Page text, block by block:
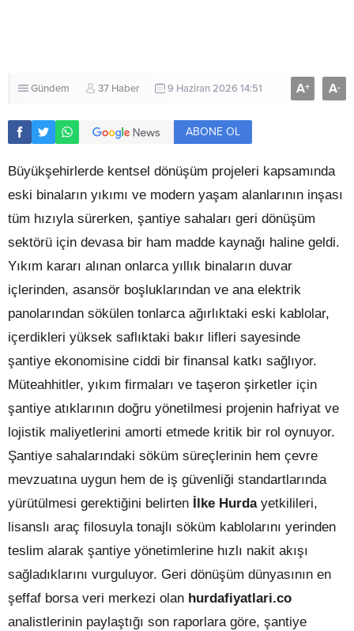
Gündem 37 Haber 9 Haziran 2026 14:51 A+ A-
ABONE OL
Büyükşehirlerde kentsel dönüşüm projeleri kapsamında
eski binaların yıkımı ve modern yaşam alanlarının inşası
tüm hızıyla sürerken, şantiye sahaları geri dönüşüm
sektörü için devasa bir ham madde kaynağı haline geldi.
Yıkım kararı alınan onlarca yıllık binaların duvar
içlerinden, asansör boşluklarından ve ana elektrik
panolarından sökülen tonlarca ağırlıktaki eski kablolar,
içerdikleri yüksek saflıktaki bakır lifleri sayesinde
şantiye ekonomisine ciddi bir finansal katkı sağlıyor.
Müteahhitler, yıkım firmaları ve taşeron şirketler için
şantiye atıklarının doğru yönetilmesi projenin hafriyat ve
lojistik maliyetlerini amorti etmede kritik bir rol oynuyor.
Şantiye sahalarındaki söküm süreçlerinin hem çevre
mevzuatına uygun hem de iş güvenliği standartlarında
yürütülmesi gerektiğini belirten İlke Hurdayetkilileri,
lisanslı araç filosuyla tonajlı söküm kablolarını yerinden
teslim alarak şantiye yönetimlerine hızlı nakit akışı
sağladıklarını vurguluyor. Geri dönüşüm dünyasının en
şeffaf borsa veri merkezi olan hurdafiyatlari.co
analistlerinin paylaştığı son raporlara göre, şantiye